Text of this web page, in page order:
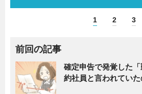
1 2 3
前回の記事
確定申告で発覚した
約社員と言われてい